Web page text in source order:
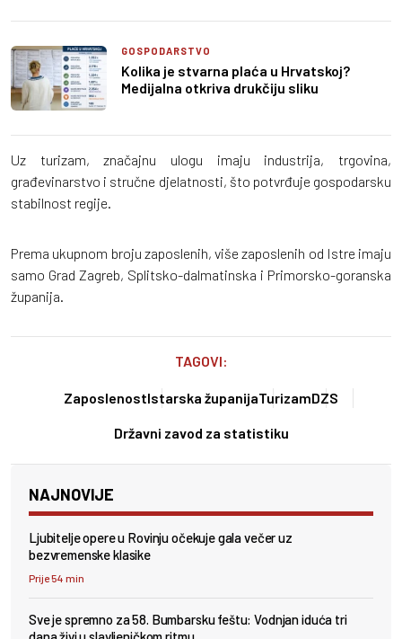
GOSPODARSTVO
Kolika je stvarna plaća u Hrvatskoj?
Medijalna otkriva drukčiju sliku
Uz turizam, značajnu ulogu imaju industrija, trgovina,
građevinarstvo i stručne djelatnosti, što potvrđuje gospodarsku
stabilnost regije.
Prema ukupnom broju zaposlenih, više zaposlenih od Istre imaju
samo Grad Zagreb, Splitsko-dalmatinska i Primorsko-goranska
županija.
TAGOVI:
ZaposlenostIstarska županijaTurizamDZS
Državni zavod za statistiku
NAJNOVIJE
Ljubitelje opere u Rovinju očekuje gala večer uz
bezvremenske klasike
Prije 54 min
Sve je spremno za 58. Bumbarsku feštu: Vodnjan iduća tri